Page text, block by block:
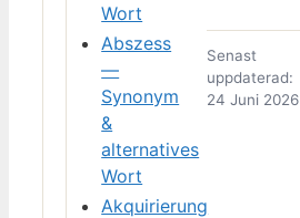
Wort
Abszess
—
Synonym
&
alternatives
Wort
Akquirierung
Senast
uppdaterad:
24 Juni 2026